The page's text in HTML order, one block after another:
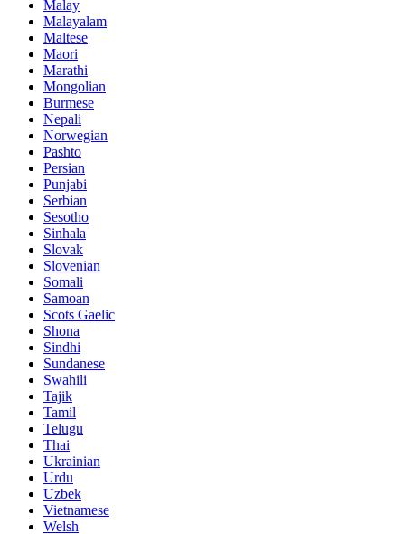
Malay
Malayalam
Maltese
Maori
Marathi
Mongolian
Burmese
Nepali
Norwegian
Pashto
Persian
Punjabi
Serbian
Sesotho
Sinhala
Slovak
Slovenian
Somali
Samoan
Scots Gaelic
Shona
Sindhi
Sundanese
Swahili
Tajik
Tamil
Telugu
Thai
Ukrainian
Urdu
Uzbek
Vietnamese
Welsh